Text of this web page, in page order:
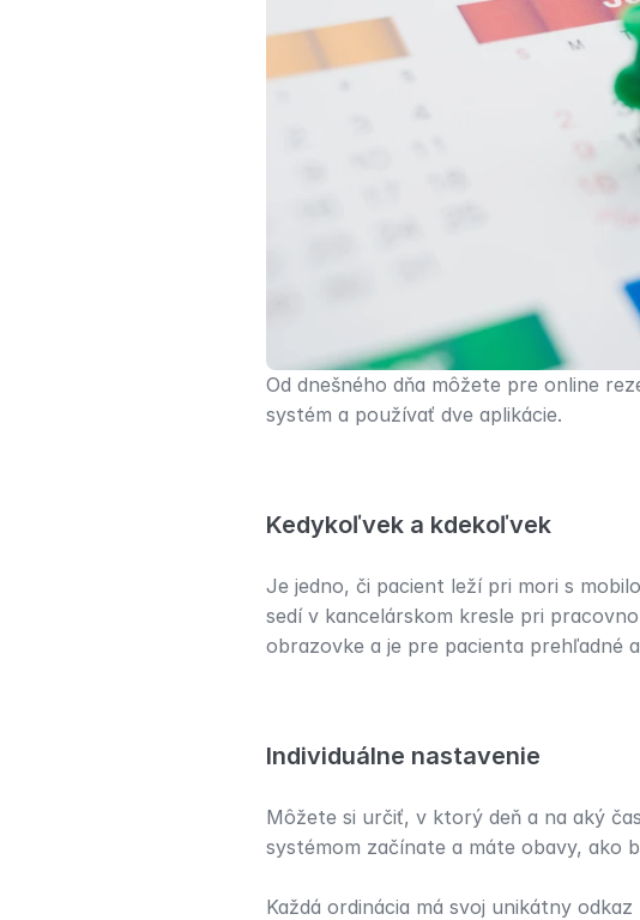
Od dnešného dňa môžete pre online
systém a používať dve aplikácie.
Kedykoľvek a kdekoľvek
Je jedno, či pacient leží pri mori s
sedí v kancelárskom kresle pri
obrazovke a je pre pacienta prehľadné
Individuálne nastavenie
Môžete si určiť, v ktorý deň a na aký
systémom začínate a máte obavy, ako
Každá ordinácia má svoj unikátny